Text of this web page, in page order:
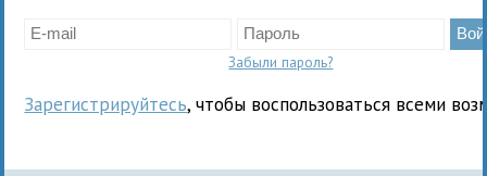
Забыли пароль?
Зарегистрируйтесь, чтобы воспользоваться всеми